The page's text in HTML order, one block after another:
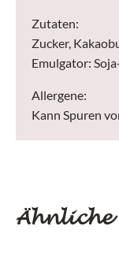
Zutaten:
Zucker,
Emulgator:
Allergene:
Kann Spuren
Ähnliche